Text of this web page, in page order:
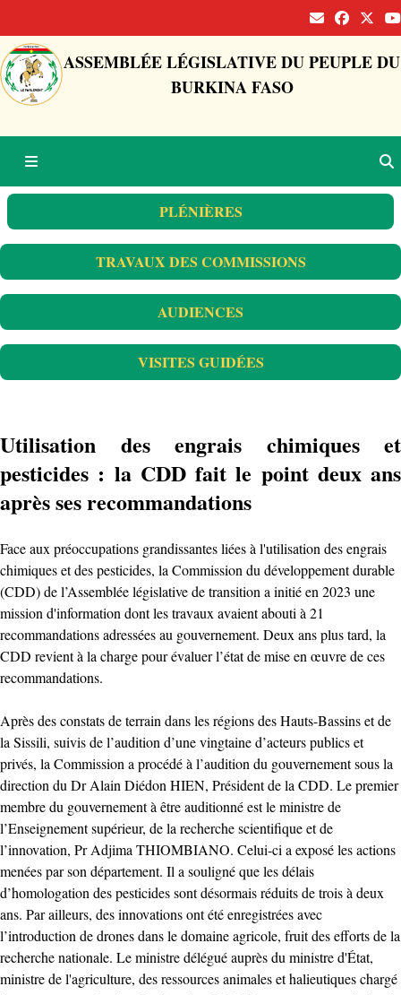
ASSEMBLÉE LÉGISLATIVE DU PEUPLE DU
BURKINA FASO
PLÉNIÈRES
TRAVAUX DES COMMISSIONS
AUDIENCES
VISITES GUIDÉES
Utilisation des engrais chimiques et
pesticides : la CDD fait le point deux ans
après ses recommandations
Face aux préoccupations grandissantes liées à l'utilisation des engrais
chimiques et des pesticides, la Commission du développement durable
(CDD) de l’Assemblée législative de transition a initié en 2023 une
mission d'information dont les travaux avaient abouti à 21
recommandations adressées au gouvernement. Deux ans plus tard, la
CDD revient à la charge pour évaluer l’état de mise en œuvre de ces
recommandations.
Après des constats de terrain dans les régions des Hauts-Bassins et de
la Sissili, suivis de l’audition d’une vingtaine d’acteurs publics et
privés, la Commission a procédé à l’audition du gouvernement sous la
direction du Dr Alain Diédon HIEN, Président de la CDD. Le premier
membre du gouvernement à être auditionné est le ministre de
l’Enseignement supérieur, de la recherche scientifique et de
l’innovation, Pr Adjima THIOMBIANO. Celui-ci a exposé les actions
menées par son département. Il a souligné que les délais
d’homologation des pesticides sont désormais réduits de trois à deux
ans. Par ailleurs, des innovations ont été enregistrées avec
l’introduction de drones dans le domaine agricole, fruit des efforts de la
recherche nationale. Le ministre délégué auprès du ministre d'État,
ministre de l'agriculture, des ressources animales et halieutiques chargé